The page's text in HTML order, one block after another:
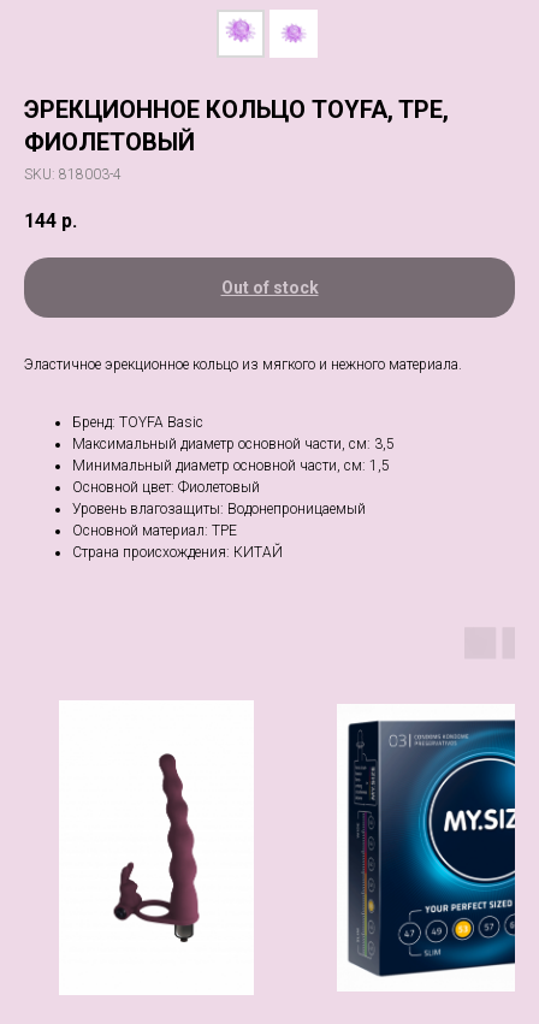
ЭРЕКЦИОННОЕ КОЛЬЦО TOYFA, TPE,
ФИОЛЕТОВЫЙ
SKU: 818003-4
144 р.
Out of stock
Эластичное эрекционное кольцо из мягкого и нежного материала.
Бренд: TOYFA Basic
Максимальный диаметр основной части, см: 3,5
Минимальный диаметр основной части, см: 1,5
Основной цвет: Фиолетовый
Уровень влагозащиты: Водонепроницаемый
Основной материал: TPE
Страна происхождения: КИТАЙ